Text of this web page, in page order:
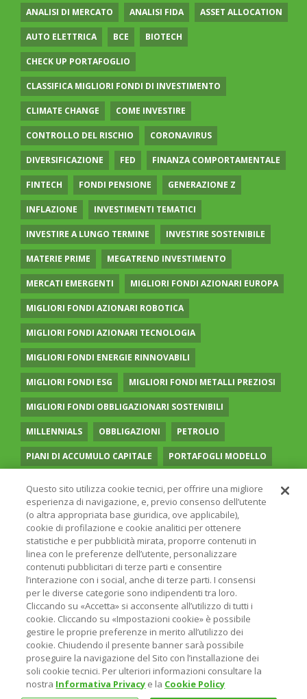
ANALISI DI MERCATO ANALISI FIDA ASSET ALLOCATION
AUTO ELETTRICA BCE BIOTECH
CHECK UP PORTAFOGLIO
CLASSIFICA MIGLIORI FONDI DI INVESTIMENTO
CLIMATE CHANGE COME INVESTIRE
CONTROLLO DEL RISCHIO CORONAVIRUS
DIVERSIFICAZIONE FED FINANZA COMPORTAMENTALE
FINTECH FONDI PENSIONE GENERAZIONE Z
INFLAZIONE INVESTIMENTI TEMATICI
INVESTIRE A LUNGO TERMINE INVESTIRE SOSTENIBILE
MATERIE PRIME MEGATREND INVESTIMENTO
MERCATI EMERGENTI MIGLIORI FONDI AZIONARI EUROPA
MIGLIORI FONDI AZIONARI ROBOTICA
MIGLIORI FONDI AZIONARI TECNOLOGIA
MIGLIORI FONDI ENERGIE RINNOVABILI
MIGLIORI FONDI ESG MIGLIORI FONDI METALLI PREZIOSI
MIGLIORI FONDI OBBLIGAZIONARI SOSTENIBILI
MILLENNIALS OBBLIGAZIONI PETROLIO
PIANI DI ACCUMULO CAPITALE PORTAFOGLI MODELLO
RISPARMIO GESTITO SOCIAL MEDIA STILE VALUE
TASSI UGUAGLIANZA DI GENERE VOLATILITÀ
© 2026 ONLINE SIM - ONLINE SIM È UNA SOCIETÀ DEL
GRUPPO BANCARIOERSEL - P.IVA 12927410154
PRIVACY POLICY
COOKIE INFORMAZIONI LEGALI
Questo sito utilizza cookie tecnici, per offrire una migliore
esperienza di navigazione, e, previo consenso dell’utente
(o altra appropriata base giuridica, ove applicabile),
cookie di profilazione e cookie analitici per ottenere
statistiche e per pubblicità mirata, proporre contenuti in
linea con le preferenze dell’utente, personalizzare
contenuti pubblicitari di terze parti e consentire
l’interazione con i social, anche di terze parti. I consensi
per le diverse categorie sono indipendenti tra loro.
Cliccando su «Accetta» si acconsente all’utilizzo di tutti i
cookie. Cliccando su «Impostazioni cookie» è possibile
gestire le proprie preferenze in merito all’utilizzo dei
cookie. Chiudendo il presente banner sarà possibile
proseguire la navigazione del Sito con l’installazione dei
soli cookie tecnici. Per ulteriori informazioni consultare la
nostra Informativa Privacy e la Cookie Policy